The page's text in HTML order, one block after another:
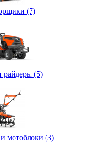
(7)
райдеры (5)
мотоблоки (3)